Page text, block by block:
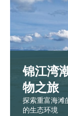
锦江湾
物之旅
探索重富海滩
的生态环境